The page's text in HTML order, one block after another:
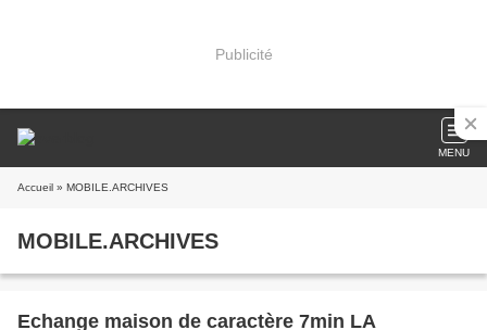
Publicité
MENU
Accueil » MOBILE.ARCHIVES
MOBILE.ARCHIVES
Echange maison de caractère 7min LA